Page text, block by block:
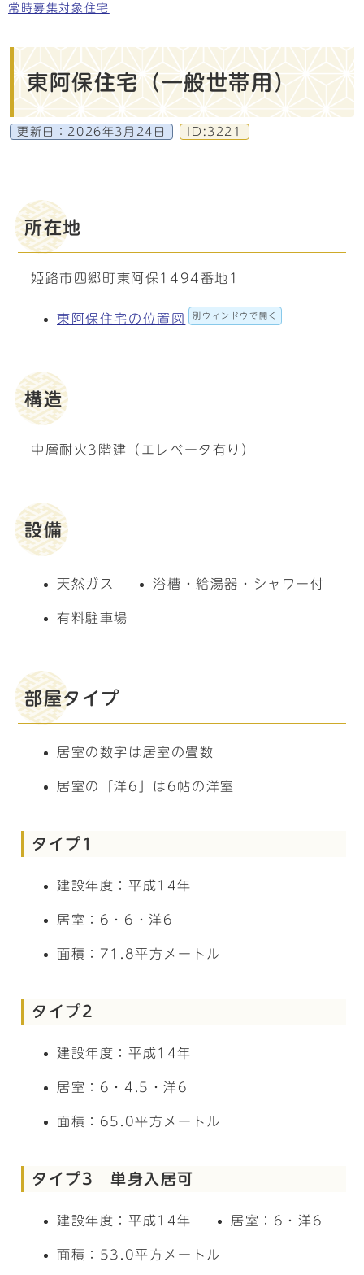
常時募集対象住宅
東阿保住宅（一般世帯用）
更新日： 2026年3月24日 ID:3221
所在地
姫路市四郷町東阿保1494番地1
東阿保住宅の位置図 別ウィンドウで開く
構造
中層耐火3階建（エレベータ有り）
設備
天然ガス 浴槽・給湯器・シャワー付
有料駐車場
部屋タイプ
居室の数字は居室の畳数
居室の「洋6」は6帖の洋室
タイプ1
建設年度：平成14年
居室：6・6・洋6
面積：71.8平方メートル
タイプ2
建設年度：平成14年
居室：6・4.5・洋6
面積：65.0平方メートル
タイプ3 単身入居可
建設年度：平成14年 居室：6・洋6
面積：53.0平方メートル